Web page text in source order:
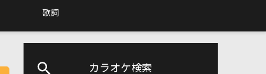
歌詞
カラオケ検索